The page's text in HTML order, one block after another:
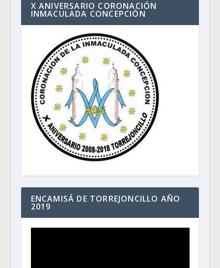
X ANIVERSARIO CORONACIÓN
INMACULADA CONCEPCIÓN
ENCAMISÁ DE TORREJONCILLO AÑO
2019